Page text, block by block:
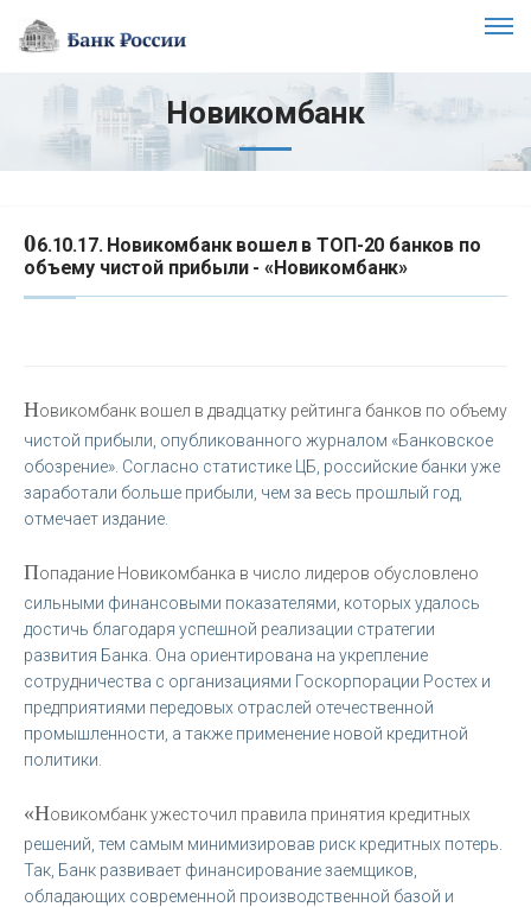
Новикомбанк
06.10.17. Новикомбанк вошел в ТОП-20 банков по
объему чистой прибыли - «Новикомбанк»
Новикомбанк вошел в двадцатку рейтинга банков по объему
чистой прибыли, опубликованного журналом «Банковское
обозрение». Согласно статистике ЦБ, российские банки уже
заработали больше прибыли, чем за весь прошлый год,
отмечает издание.
Попадание Новикомбанка в число лидеров обусловлено
сильными финансовыми показателями, которых удалось
достичь благодаря успешной реализации стратегии
развития Банка. Она ориентирована на укрепление
сотрудничества с организациями Госкорпорации Ростех и
предприятиями передовых отраслей отечественной
промышленности, а также применение новой кредитной
политики.
«Новикомбанк ужесточил правила принятия кредитных
решений, тем самым минимизировав риск кредитных потерь.
Так, Банк развивает финансирование заемщиков,
обладающих современной производственной базой и